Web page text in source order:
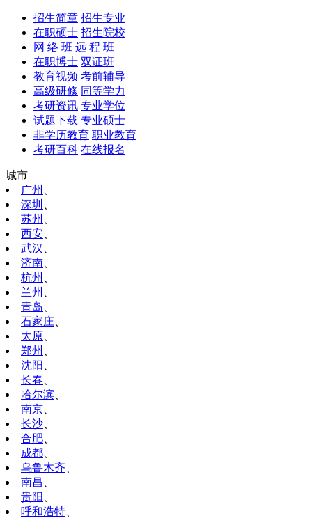
招生简章 招生专业
在职硕士 招生院校
网 络 班 远 程 班
在职博士 双证班
教育视频 考前辅导
高级研修 同等学力
考研资讯 专业学位
试题下载 专业硕士
非学历教育 职业教育
考研百科 在线报名
城市
广州
深圳
苏州
西安
武汉
济南
杭州
兰州
青岛
石家庄
太原
郑州
沈阳
长春
哈尔滨
南京
长沙
合肥
成都
乌鲁木齐
南昌
贵阳
呼和浩特